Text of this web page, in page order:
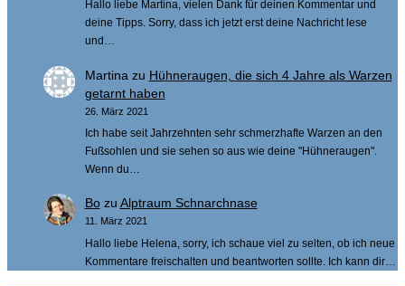
Hallo liebe Martina, vielen Dank für deinen Kommentar und
deine Tipps. Sorry, dass ich jetzt erst deine Nachricht lese
und…
Martina zu Hühneraugen, die sich 4 Jahre als Warzen
getarnt haben
26. März 2021
Ich habe seit Jahrzehnten sehr schmerzhafte Warzen an den
Fußsohlen und sie sehen so aus wie deine "Hühneraugen".
Wenn du…
Bozu Alptraum Schnarchnase
11. März 2021
Hallo liebe Helena, sorry, ich schaue viel zu selten, ob ich neue
Kommentare freischalten und beantworten sollte. Ich kann dir…